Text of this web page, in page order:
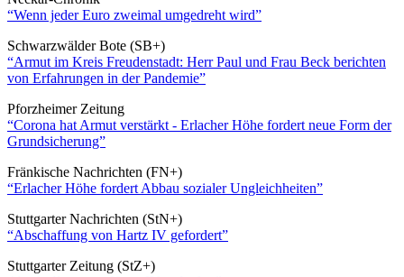
“Wenn jeder Euro zweimal umgedreht wird”
Schwarzwälder Bote (SB+)
“Armut im Kreis Freudenstadt: Herr Paul und Frau Beck berichten
von Erfahrungen in der Pandemie”
Pforzheimer Zeitung
“Corona hat Armut verstärkt - Erlacher Höhe fordert neue Form der
Grundsicherung”
Fränkische Nachrichten (FN+)
“Erlacher Höhe fordert Abbau sozialer Ungleichheiten”
Stuttgarter Nachrichten (StN+)
“Abschaffung von Hartz IV gefordert”
Stuttgarter Zeitung (StZ+)